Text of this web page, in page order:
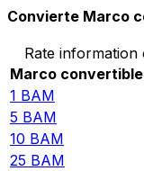
Convierte Marco
Rate
Marco
1 BAM
5 BAM
10 BAM
25 BAM